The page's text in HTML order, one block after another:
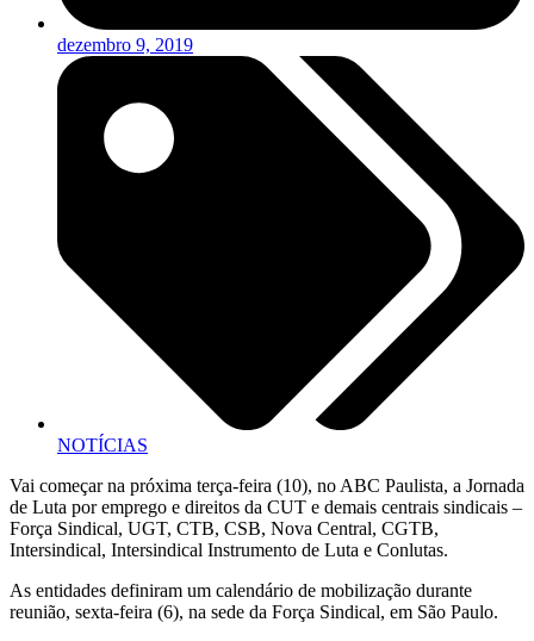
dezembro 9, 2019
NOTÍCIAS
Vai começar na próxima terça-feira (10), no ABC Paulista, a Jornada
de Luta por emprego e direitos da CUT e demais centrais sindicais –
Força Sindical, UGT, CTB, CSB, Nova Central, CGTB,
Intersindical, Intersindical Instrumento de Luta e Conlutas.
As entidades definiram um calendário de mobilização durante
reunião, sexta-feira (6), na sede da Força Sindical, em São Paulo.